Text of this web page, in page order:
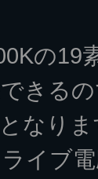
の19
きる
なりま
イブ